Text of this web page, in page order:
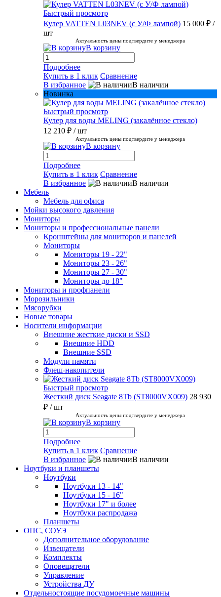
Быстрый просмотр
Кулер VATTEN L03NEV (с У/Ф лампой) 15 000 ₽ /
шт
Актуальность цены подтвердите у менеджера
В корзину
Подробнее
Купить в 1 клик Сравнение
В избранное
В наличии
Новинка
Быстрый просмотр
Кулер для воды MELING (закалённое стекло)
12 210 ₽ / шт
Актуальность цены подтвердите у менеджера
В корзину
Подробнее
Купить в 1 клик Сравнение
В избранное
В наличии
Мебель
Мебель для офиса
Мойки высокого давления
Мониторы
Мониторы и профессиональные панели
Кронштейны для мониторов и панелей
Мониторы
Мониторы 19 - 22"
Мониторы 23 - 26"
Мониторы 27 - 30"
Мониторы до 18"
Мониторы и профпанели
Морозильники
Мясорубки
Новые товары
Носители информации
Внешние жесткие диски и SSD
Внешние HDD
Внешние SSD
Модули памяти
Флеш-накопители
Быстрый просмотр
Жесткий диск Seagate 8Tb (ST8000VX009) 28 930
₽ / шт
Актуальность цены подтвердите у менеджера
В корзину
Подробнее
Купить в 1 клик Сравнение
В избранное
В наличии
Ноутбуки и планшеты
Ноутбуки
Ноутбуки 13 - 14"
Ноутбуки 15 - 16"
Ноутбуки 17" и более
Ноутбуки распродажа
Планшеты
ОПС, СОУЭ
Дополнительное оборудование
Извещатели
Комплекты
Оповещатели
Управление
Устройства ДУ
Отдельностоящие посудомоечные машины